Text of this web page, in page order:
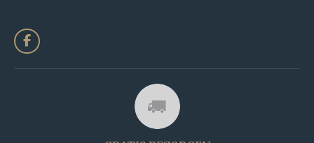
F
a
c